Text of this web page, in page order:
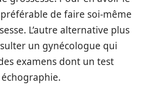
de faire soi-même
L’autre alternative plus
un gynécologue qui
examens dont un test